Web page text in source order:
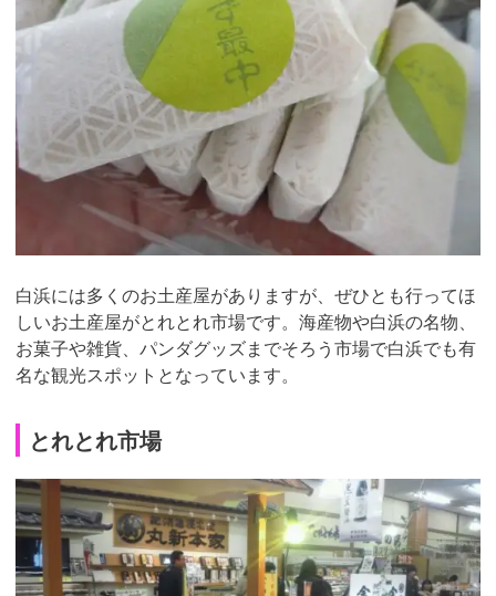
白浜には多くのお土産屋がありますが、ぜひとも行ってほ
しいお土産屋がとれとれ市場です。海産物や白浜の名物、
お菓子や雑貨、パンダグッズまでそろう市場で白浜でも有
名な観光スポットとなっています。
とれとれ市場